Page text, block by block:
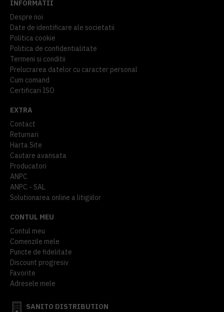
INFORMATII
Despre noi
Date de identificare ale societatii
Politica cookie
Politica de confidentialitate
Termeni si conditii
Prelucrarea datelor cu caracter personal
Cum comand
Certificari ISO
EXTRA
Contact
Returnari
Harta Site
Cautare avansata
Producatori
ANPC
ANPC - SAL
Solutionarea online a litigiilor
CONTUL MEU
Contul meu
Comenzile mele
Puncte de fidelitate
Discount progresiv
Favorite
Adresele mele
SANITO DISTRIBUTION